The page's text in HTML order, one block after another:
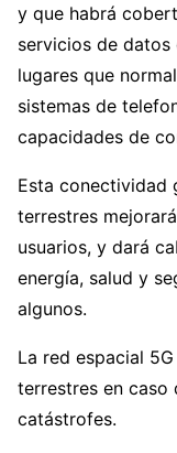
y que habrá
servicios de datos
lugares que
sistemas de
capacidades de
Esta conectividad
terrestres
usuarios, y dará
energía, salud y
algunos.
La red espacial
terrestres en caso
catástrofes.